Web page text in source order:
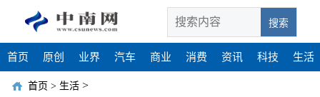
搜索
首页 原创 业界 汽车 商业 消费 资讯 科技 生活
首页 > 生活 >